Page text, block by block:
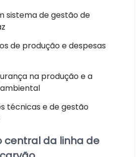
sistema de gestão de
de produção e despesas
na produção e a
técnicas e de gestão
central da linha de